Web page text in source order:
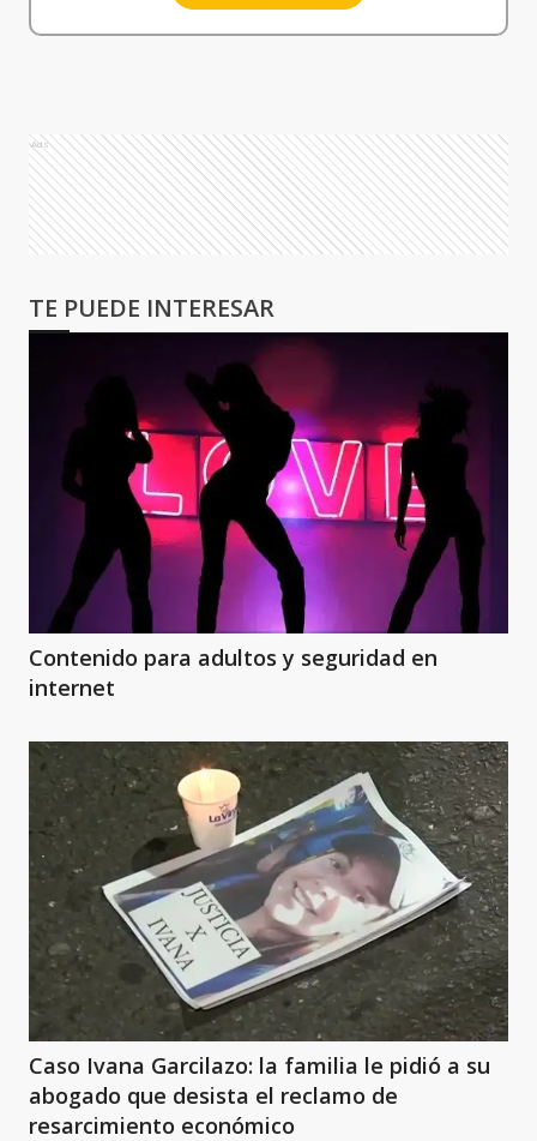
Ads
TE PUEDE INTERESAR
Contenido para adultos y seguridad en
internet
Caso Ivana Garcilazo: la familia le pidió a su
abogado que desista el reclamo de
resarcimiento económico